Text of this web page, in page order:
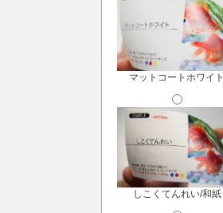
マットコートホワイト
しこくてんれい/和紙